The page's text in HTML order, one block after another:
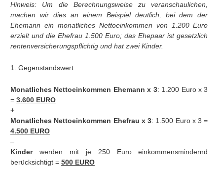
Hinweis: Um die Berechnungsweise zu veranschaulichen,
machen wir dies an einem Beispiel deutlich, bei dem der
Ehemann ein monatliches Nettoeinkommen von 1.200 Euro
erzielt und die Ehefrau 1.500 Euro; das Ehepaar ist gesetzlich
rentenversicherungspflichtig und hat zwei Kinder.
1. Gegenstandswert
Monatliches Nettoeinkommen Ehemann x 3: 1.200 Euro x 3
= 3.600 EURO
+
Monatliches Nettoeinkommen Ehefrau x 3: 1.500 Euro x 3 =
4.500 EURO
–
Kinderwerden mit je 250 Euro einkommensmindernd
berücksichtigt = 500 EURO